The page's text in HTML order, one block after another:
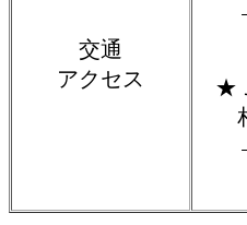
交通
アクセス
→
『
★Ｊ
相
→
『